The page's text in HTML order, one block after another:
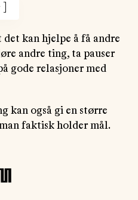
kan hjelpe å få andre
andre ting, ta pauser
gode relasjoner med
kan også gi en større
faktisk holder mål.